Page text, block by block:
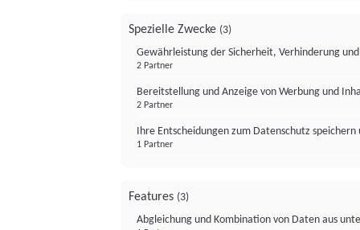
Spezielle Zwecke (3)
Gewährleistung der Sicherheit, Verhinderung
2 Partner
Bereitstellung und Anzeige von Werbung und
2 Partner
Ihre Entscheidungen zum Datenschutz
1 Partner
Features (3)
Abgleichung und Kombination von Daten aus